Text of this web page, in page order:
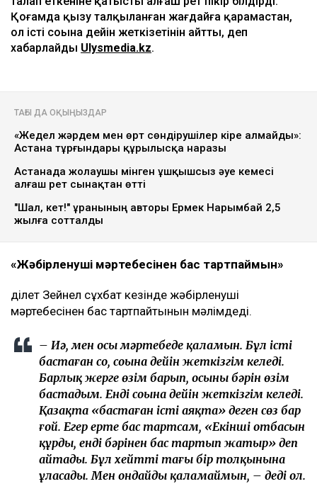
Қоғамда қызу талқыланған жағдайға қарамастан,
ол істі соңына дейін жеткізетінін айтты, деп
хабарлайды Ulysmedia.kz.
ТАҒЫ ДА ОҚЫҢЫЗДАР
«Жедел жәрдем мен өрт сөндірушілер кіре алмайды»:
Астана тұрғындары құрылысқа наразы
Астанада жолаушы мінген ұшқышсыз әуе кемесі
алғаш рет сынақтан өтті
"Шал, кет!" ұранының авторы Ермек Нарымбай 2,5
жылға сотталды
«Жәбірленуші мәртебесінен бас тартпаймын»
Әділет Зейнел сұхбат кезінде жәбірленуші
мәртебесінен бас тартпайтынын мәлімдеді.
– Иә, мен осы мәртебеде қаламын. Бұл істі
бастаған соң, соңына дейін жеткізгім келеді.
Барлық жерге өзім барып, осының бәрін өзім
бастадым. Енді соңына дейін жеткізгім келеді.
Қазақта «бастаған істі аяқта» деген сөз бар
ғой. Егер ертең бас тартсам, «Екінші отбасын
құрды, енді бәрінен бас тартып жатыр» деп
айтады. Бұл хейттің тағы бір толқынына
ұласады. Мен ондайды қаламаймын, – деді ол.